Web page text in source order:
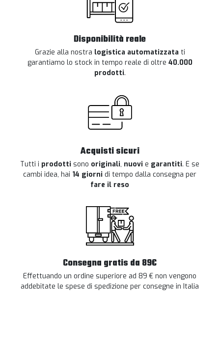
Disponibilità reale
Grazie alla nostra logistica automatizzata ti
garantiamo lo stock in tempo reale di oltre 40.000
prodotti.
Acquisti sicuri
Tutti i prodotti sono originali, nuovi e garantiti. E se
cambi idea, hai 14 giorni di tempo dalla consegna per
fare il reso
Consegna gratis da 89€
Effettuando un ordine superiore ad 89 € non vengono
addebitate le spese di spedizione per consegne in Italia